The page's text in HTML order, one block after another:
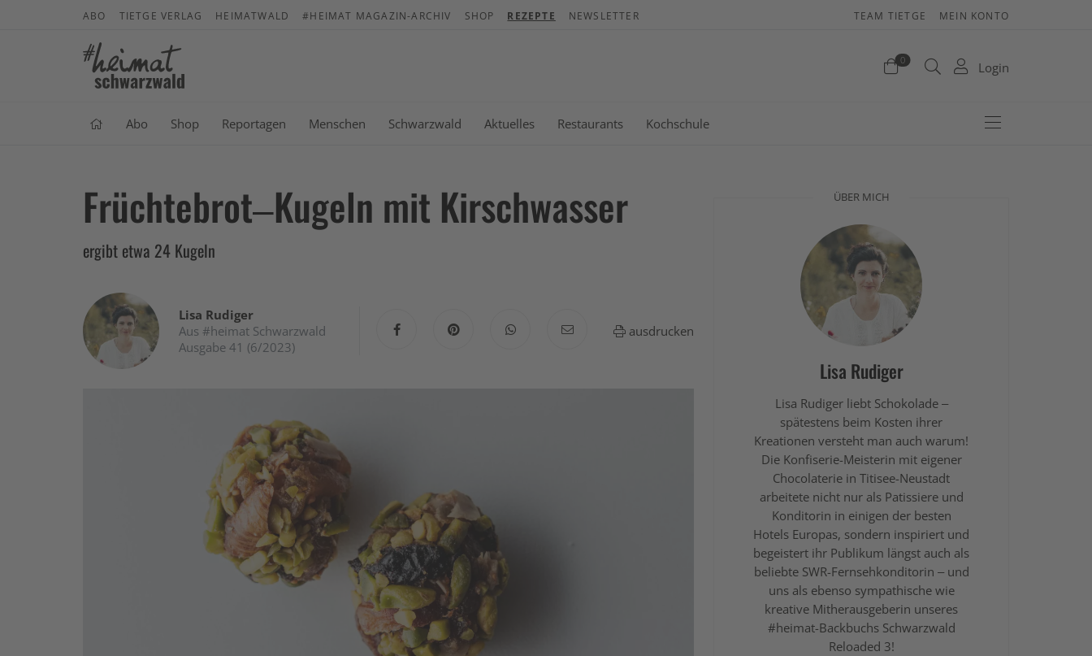
ABO TIETGE VERLAG HEIMATWALD #HEIMAT MAGAZIN-ARCHIV SHOP REZEPTE NEWSLETTER TEAM TIETGE MEIN KONTO
0 Login
Abo Shop Reportagen Menschen Schwarzwald Aktuelles Restaurants Kochschule
Früchtebrot–Kugeln mit Kirschwasser
ergibt etwa 24 Kugeln
Lisa Rudiger
Aus #heimat Schwarzwald
Ausgabe 41 (6/2023)
ausdrucken
ÜBER MICH
Lisa Rudiger
Lisa Rudiger liebt Schokolade –
spätestens beim Kosten ihrer
Kreationen versteht man auch warum!
Die Konfiserie-Meisterin mit eigener
Chocolaterie in Titisee-Neustadt
arbeitete nicht nur als Patissiere und
Konditorin in einigen der besten
Hotels Europas, sondern inspiriert und
begeistert ihr Publikum längst auch als
beliebte SWR-Fernsehkonditorin – und
uns als ebenso sympathische wie
kreative Mitherausgeberin unseres
#heimat-Backbuchs Schwarzwald
Reloaded 3!